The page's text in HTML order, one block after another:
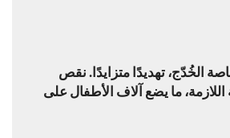
الخُدّج، تهديدًا متزايدًا. نقص
اللازمة، ما يضع آلاف الأطفال على